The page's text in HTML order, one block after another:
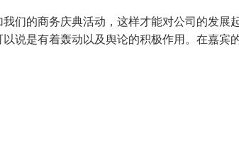
们的商务庆典活动，这样才能对公司的发展
说是有着轰动以及舆论的积极作用。在嘉宾